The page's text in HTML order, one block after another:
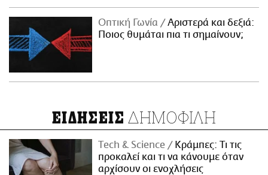
Οπτική Γωνία
Αριστερά και δεξιά:
Ποιος θυμάται πια τι σημαίνουν;
ΕΙΔΗΣΕΙΣ ΔΗΜΟΦΙΛΗ
Τech & Science
Κράμπες: Τι τις
προκαλεί και τι να κάνουμε όταν
αρχίσουν οι ενοχλήσεις